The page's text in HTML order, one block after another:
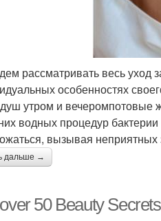
рассматривать весь уход
особенностях
утром и вечеромпотовые
водных процедур
вызывая неприятных
дальше →
50 Beauty